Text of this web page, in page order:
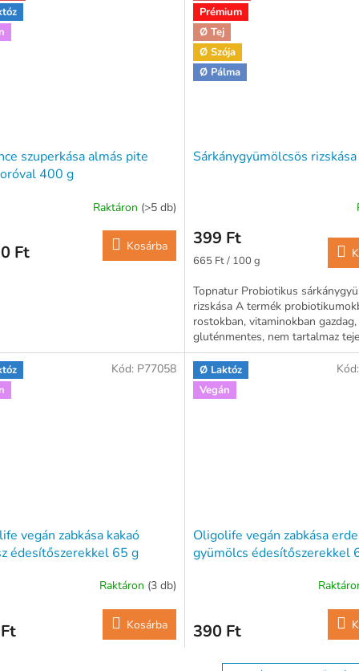
szuperkása almás pite
400 g
Raktáron (>5 db)
Ft Kosárba
Prémium
Ø Tej
Ø Szója
Ø Pálma
Sárkánygyümölcsös
399 Ft
Egységár:
665 Ft / 100 g
Topnatur Probiotikus
rizskása A termék
rostokban, vitaminokban gazdag,
gluténmentes, nem tartalmaz
vegan étrendet követők...
vegán zabkása kakaó
édesítőszerekkel 65 g
Raktáron (3 db)
Kosárba
Kód: P77058
Ø Laktóz
Vegán
Oligolife vegán zabkása
gyümölcs édesítőszerekkel
390 Ft